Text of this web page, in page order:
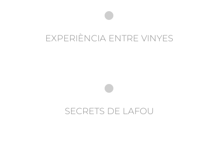
EXPERIÈNCIA ENTRE VINYES
SECRETS DE LAFOU